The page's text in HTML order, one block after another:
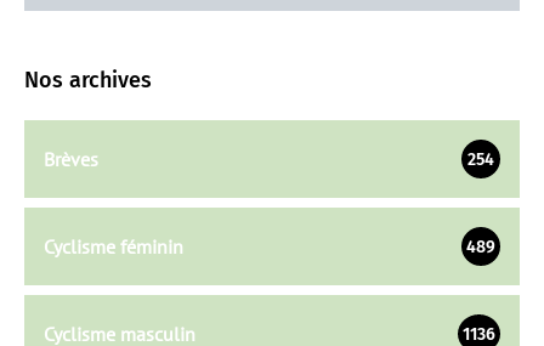
Nos archives
Brèves 254
Cyclisme féminin 489
Cyclisme masculin 1136